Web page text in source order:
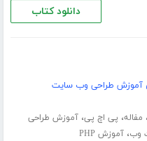
دانلود کتاب
آموزش طراحی وب سایت
، مفاله، پی اچ پی،آموزش طراحی
وب،آموزش PHP